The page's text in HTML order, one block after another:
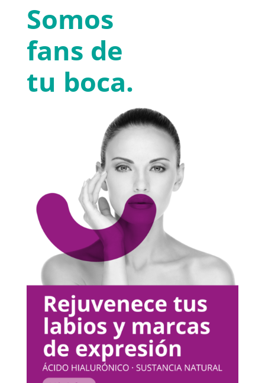
Somos
fans de
tu boca.